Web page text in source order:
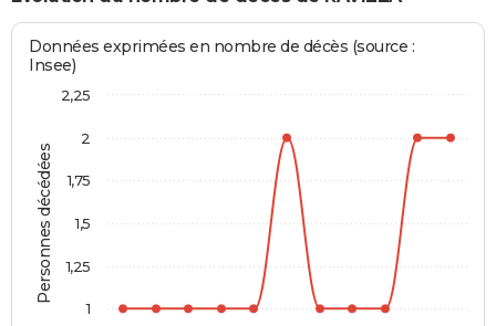
Personnes décédées
Données exprimées en nombre de décès (source :
Insee)
1
1,25
1,5
1,75
2
2,25